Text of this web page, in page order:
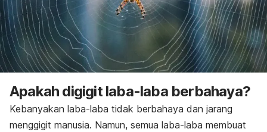
Apakah digigit laba-laba berbahaya?
Kebanyakan laba-laba tidak berbahaya dan jarang
menggigit manusia. Namun, semua laba-laba membuat